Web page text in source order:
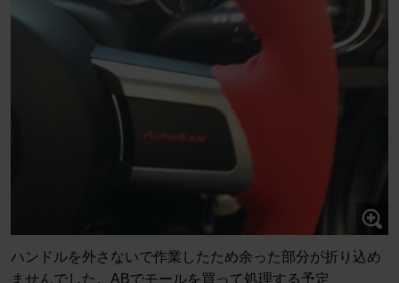
ハンドルを外さないで作業したため余った部分が折り込め
ませんでした。ABでモールを買って処理する予定